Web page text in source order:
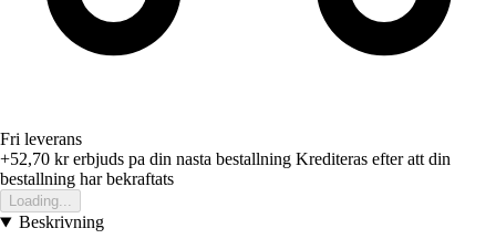
Fri leverans
+52,70 krerbjuds pa din nasta bestallning Krediteras efter att din
bestallning har bekraftats
Loading...
Beskrivning